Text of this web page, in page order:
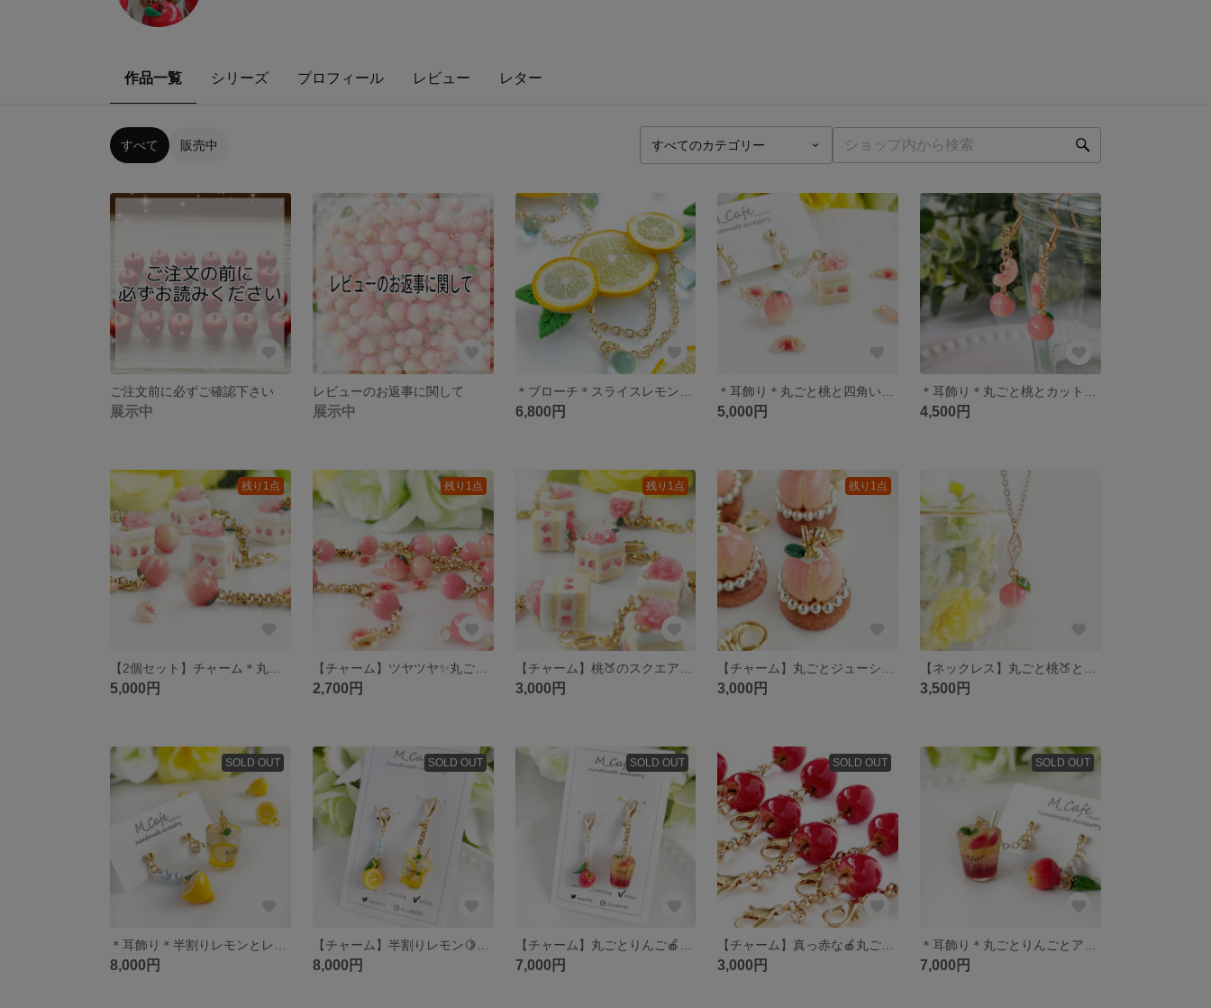
作品一覧 シリーズ プロフィール レビュー レター
すべて 販売中
ご注文前に必ずご確認下さい
展示中
レビューのお返事に関して
展示中 6,800円 5,000円 4,500円
残り1点
5,000円
残り1点
【チャーム】ツヤツヤ✨丸ごと桃🍑【単品】＊チャーム＊ミニチュアスイーツ
2,700円
残り1点
3,000円
残り1点
3,000円 3,500円
SOLD OUT
8,000円
SOLD OUT
8,000円
SOLD OUT
7,000円
SOLD OUT
3,000円
SOLD OUT
7,000円